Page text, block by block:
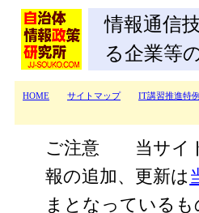
情報通信
る企業等
HOME サイトマップ IT講習推進特
ご注意 当サイト
報の追加、更新は
まとなっている